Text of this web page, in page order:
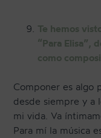
Te hemos
“Para Elisa”,
como
Componer es algo
desde siempre y a
mi vida. Va
Para mí la música